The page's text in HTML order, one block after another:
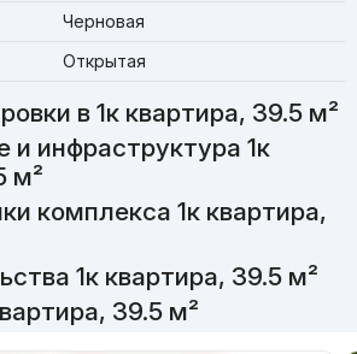
Черновая
Открытая
в 1к квартира, 39.5 м²
и инфраструктура 1к
м²
комплекса 1к квартира,
1к квартира, 39.5 м²
39.5 м²